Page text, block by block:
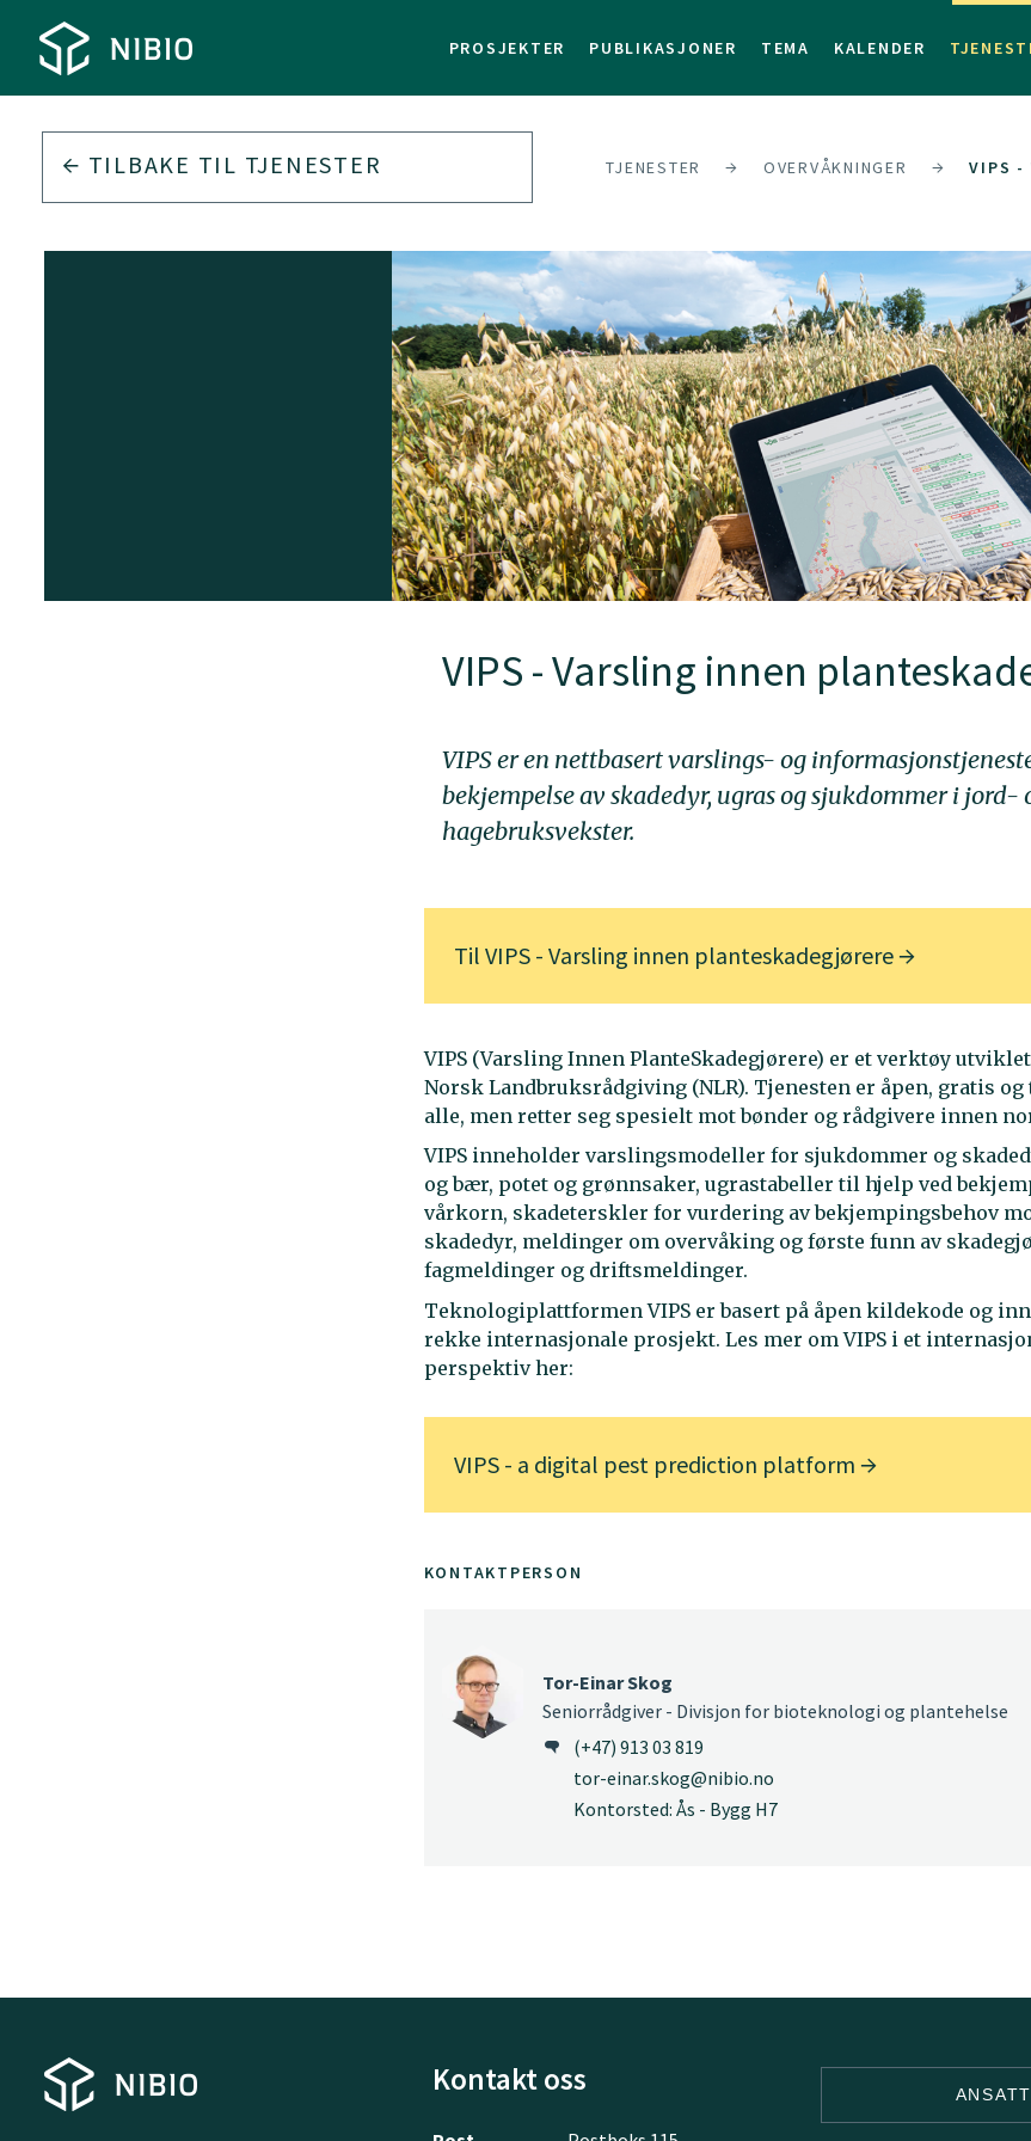
PROSJEKTER PUBLIKASJONER TEMA KALENDER
TILBAKE TIL TJENESTER TJENESTER OVERVÅKNINGER VIPS -
VIPS - Varsling innen
VIPS er en nettbasert varslings- og
bekjempelse av skadedyr, ugras og sjukdommer i jord-
hagebruksvekster.
Til VIPS - Varsling innen planteskadegjørere
VIPS (Varsling Innen PlanteSkadegjørere) er et verktøy utviklet
Norsk Landbruksrådgiving (NLR). Tjenesten er åpen, gratis
alle, men retter seg spesielt mot bønder og rådgivere innen
VIPS inneholder varslingsmodeller for sjukdommer og
og bær, potet og grønnsaker, ugrastabeller til hjelp ved
vårkorn, skadeterskler for vurdering av bekjempingsbehov
skadedyr, meldinger om overvåking og første funn av
fagmeldinger og driftsmeldinger.
Teknologiplattformen VIPS er basert på åpen kildekode og
rekke internasjonale prosjekt. Les mer om VIPS i et
perspektiv her:
VIPS - a digital pest prediction platform
KONTAKTPERSON
Tor-Einar Skog
Seniorrådgiver - Divisjon for bioteknologi og plantehelse
(+47) 913 03 819
tor-einar.skog@nibio.no
Kontorsted: Ås - Bygg H7
Kontakt oss